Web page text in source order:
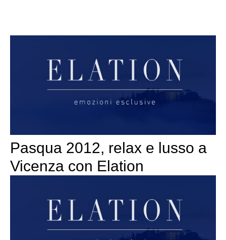
Pasqua 2012, relax e lusso a
Vicenza con Elation